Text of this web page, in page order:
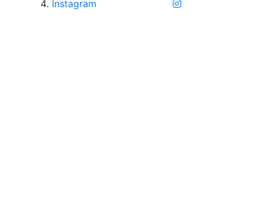
Instagram